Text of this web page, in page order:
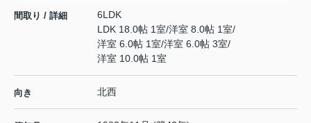
間取り / 詳細
6LDK
LDK 18.0帖 1室/洋室 8.0帖 1室/
洋室 6.0帖 1室/洋室 6.0帖 3室/
洋室 10.0帖 1室
向き 北西